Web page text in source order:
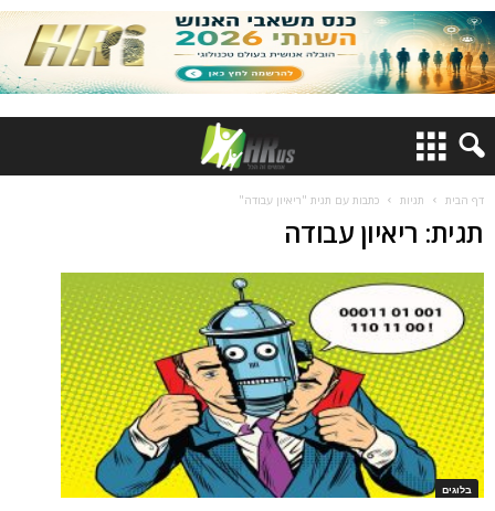
דף הבית תגיות כתבות עם תגית "ריאיון עבודה"
תגית: ריאיון עבודה
בלוגים